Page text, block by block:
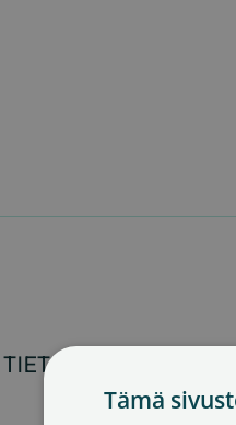
Tämä